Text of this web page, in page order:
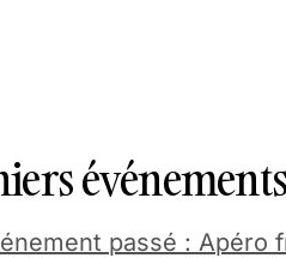
passé : Apéro